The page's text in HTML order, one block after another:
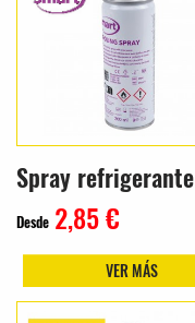
Spray refrigerante
Desde 2,85 €
VER MÁS